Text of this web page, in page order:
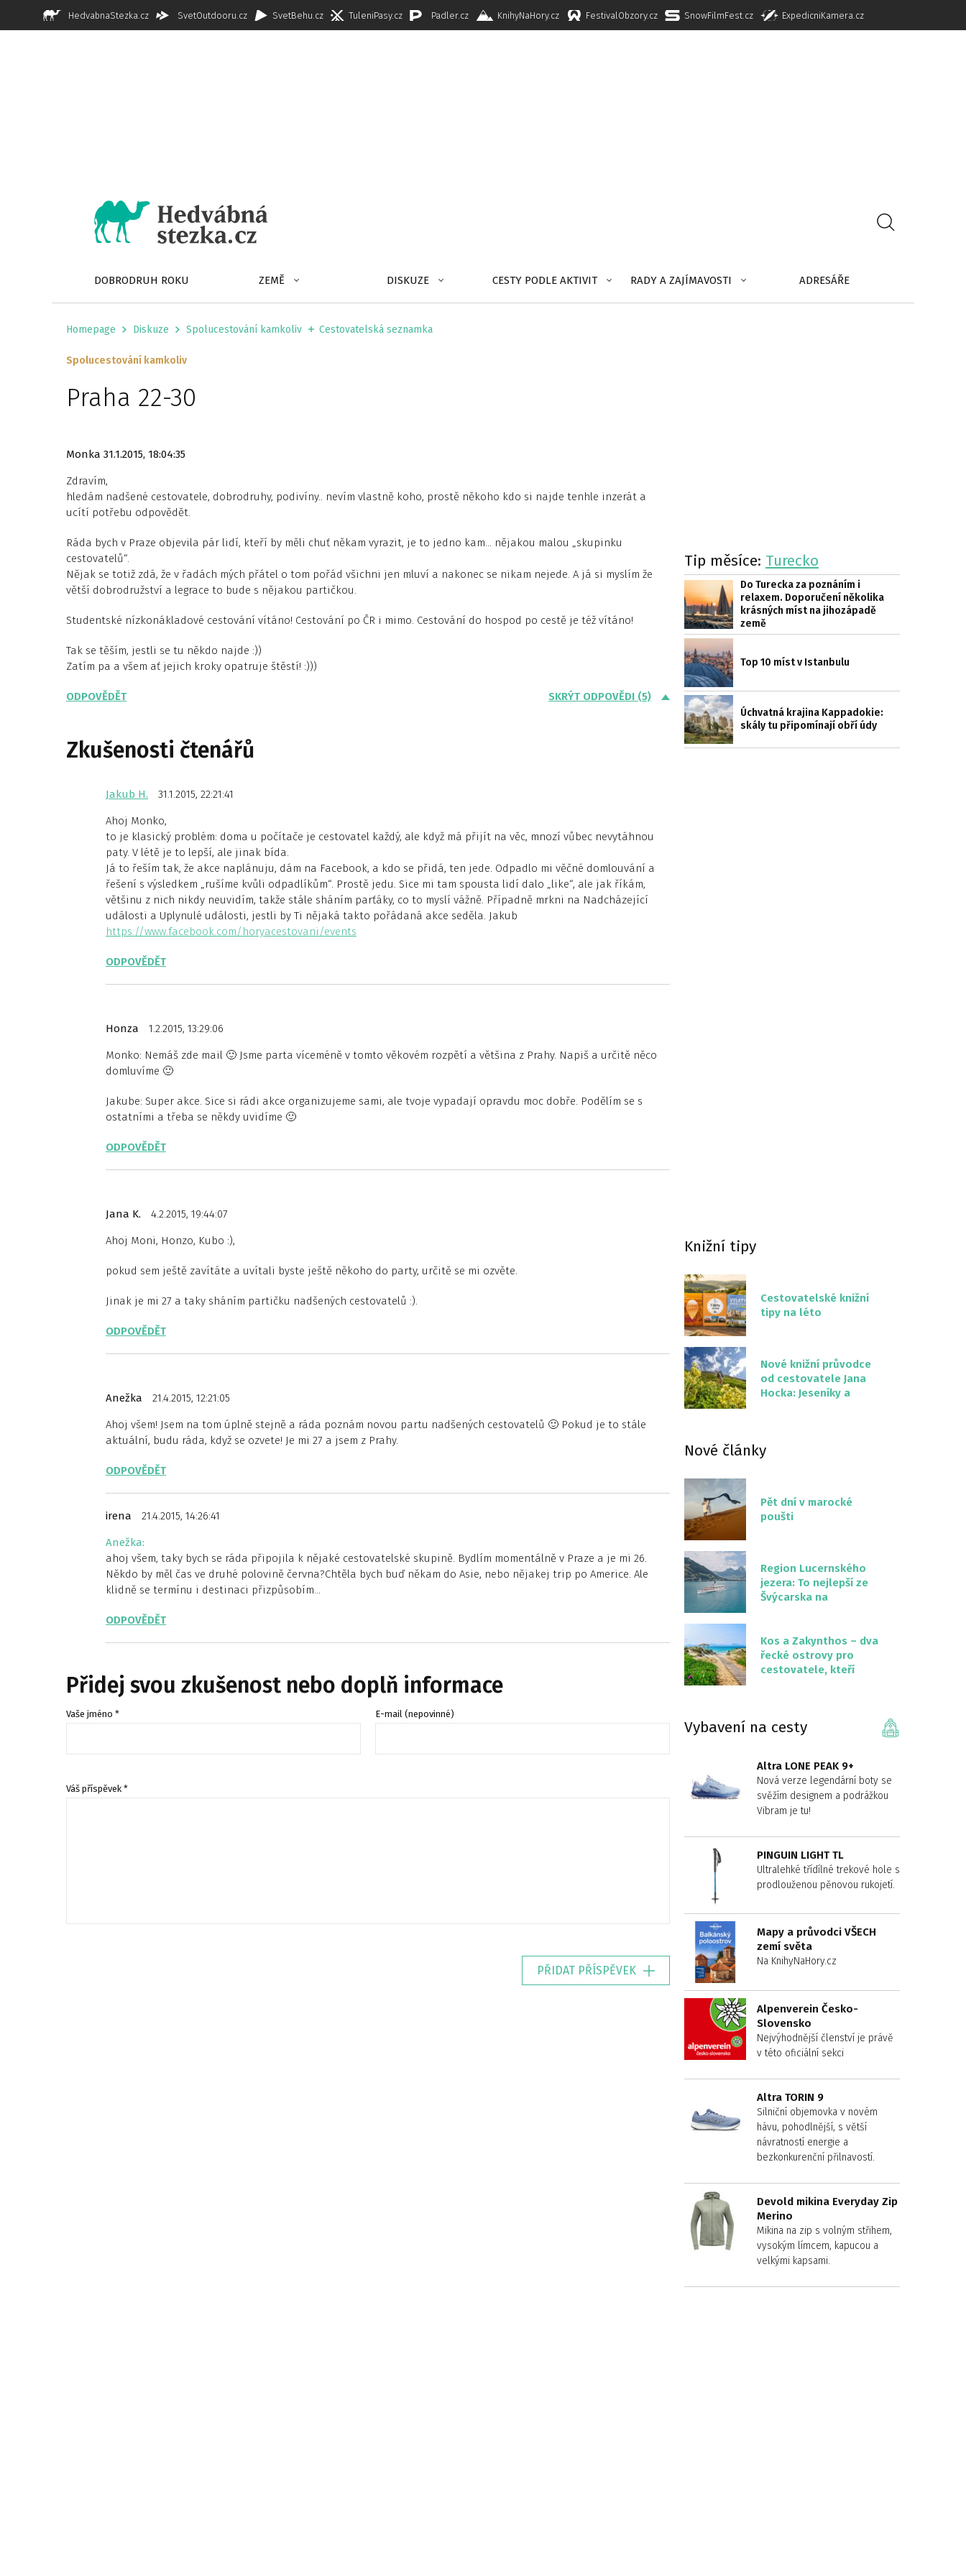
HedvabnaStezka.cz SvetOutdooru.cz SvetBehu.cz TuleniPasy.cz Padler.cz KnihyNaHory.cz FestivalObzory.cz SnowFilmFest.cz ExpedicniKamera.cz
DOBRODRUH ROKU ZEMĚ DISKUZE CESTY PODLE AKTIVIT RADY A ZAJÍMAVOSTI ADRESÁŘE
Homepage Diskuze Spolucestování kamkoliv Cestovatelská seznamka
Spolucestování kamkoliv
Praha 22-30
Monka 31.1.2015, 18:04:35
Zdravím,
hledám nadšené cestovatele, dobrodruhy, podivíny.. nevím vlastně koho, prostě někoho kdo si najde tenhle inzerát a
ucítí potřebu odpovědět.
Ráda bych v Praze objevila pár lidí, kteří by měli chuť někam vyrazit, je to jedno kam… nějakou malou „skupinku
cestovatelů“.
Nějak se totiž zdá, že v řadách mých přátel o tom pořád všichni jen mluví a nakonec se nikam nejede. A já si myslím že
větší dobrodružství a legrace to bude s nějakou partičkou.
Studentské nízkonákladové cestování vítáno! Cestování po ČR i mimo. Cestování do hospod po cestě je též vítáno!
Tak se těším, jestli se tu někdo najde :))
Zatím pa a všem ať jejich kroky opatruje štěstí! :)))
ODPOVĚDĚT SKRÝT ODPOVĚDI (5)
Zkušenosti čtenářů
Jakub H. 31.1.2015, 22:21:41
Ahoj Monko,
to je klasický problém: doma u počítače je cestovatel každý, ale když má přijít na věc, mnozí vůbec nevytáhnou
paty. V létě je to lepší, ale jinak bída.
Já to řeším tak, že akce naplánuju, dám na Facebook, a kdo se přidá, ten jede. Odpadlo mi věčné domlouvání a
řešení s výsledkem „rušíme kvůli odpadlíkům“. Prostě jedu. Sice mi tam spousta lidí dalo „like“, ale jak říkám,
většinu z nich nikdy neuvidím, takže stále sháním parťáky, co to myslí vážně. Případně mrkni na Nadcházející
události a Uplynulé události, jestli by Ti nějaká takto pořádaná akce seděla. Jakub
https://www.facebook.com/horyacestovani/events
ODPOVĚDĚT
Honza 1.2.2015, 13:29:06
Monko: Nemáš zde mail 🙂 Jsme parta víceméně v tomto věkovém rozpětí a většina z Prahy. Napiš a určitě něco
domluvíme 🙂
Jakube: Super akce. Sice si rádi akce organizujeme sami, ale tvoje vypadají opravdu moc dobře. Podělím se s
ostatními a třeba se někdy uvidíme 🙂
ODPOVĚDĚT
Jana K. 4.2.2015, 19:44:07
Ahoj Moni, Honzo, Kubo :),
pokud sem ještě zavítáte a uvítali byste ještě někoho do party, určitě se mi ozvěte.
Jinak je mi 27 a taky sháním partičku nadšených cestovatelů :).
ODPOVĚDĚT
Anežka 21.4.2015, 12:21:05
Ahoj všem! Jsem na tom úplně stejně a ráda poznám novou partu nadšených cestovatelů 🙂 Pokud je to stále
aktuální, budu ráda, když se ozvete! Je mi 27 a jsem z Prahy.
ODPOVĚDĚT
irena 21.4.2015, 14:26:41
Anežka:
ahoj všem, taky bych se ráda připojila k nějaké cestovatelské skupině. Bydlím momentálně v Praze a je mi 26.
Někdo by měl čas ve druhé polovině června?Chtěla bych buď někam do Asie, nebo nějakej trip po Americe. Ale
klidně se termínu i destinaci přizpůsobím…
ODPOVĚDĚT
Přidej svou zkušenost nebo doplň informace
Vaše jméno * E-mail (nepovinné)
Váš příspěvek *
PŘIDAT PŘÍSPĚVEK
Tip měsíce: Turecko
Do Turecka za poznáním i
relaxem. Doporučení několika
krásných míst na jihozápadě
země
Top 10 míst v Istanbulu
Úchvatná krajina Kappadokie:
skály tu připomínají obří údy
Knižní tipy
Cestovatelské knižní
tipy na léto
Nové knižní průvodce
od cestovatele Jana
Hocka: Jeseníky a
Nové články
Pět dní v marocké
poušti
Region Lucernského
jezera: To nejlepší ze
Švýcarska na
Kos a Zakynthos – dva
řecké ostrovy pro
cestovatele, kteří
Vybavení na cesty
Altra LONE PEAK 9+
Nová verze legendární boty se
svěžím designem a podrážkou
Vibram je tu!
PINGUIN LIGHT TL
Ultralehké třídílné trekové hole s
prodlouženou pěnovou rukojetí.
Mapy a průvodci VŠECH
zemí světa
Na KnihyNaHory.cz
Alpenverein Česko-
Slovensko
Nejvýhodnější členství je právě
v této oficiální sekci
Altra TORIN 9
Silniční objemovka v novém
hávu, pohodlnější, s větší
návratností energie a
bezkonkurenční přilnavostí.
Devold mikina Everyday Zip
Merino
Mikina na zip s volným střihem,
vysokým límcem, kapucou a
velkými kapsami.